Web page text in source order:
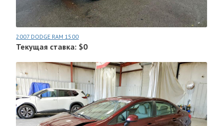
2007 DODGE RAM 1500
Текущая ставка: $0